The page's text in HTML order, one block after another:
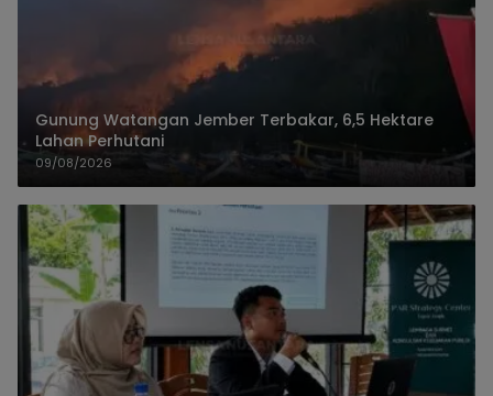
Gunung Watangan Jember Terbakar, 6,5 Hektare
Lahan Perhutani
09/08/2026